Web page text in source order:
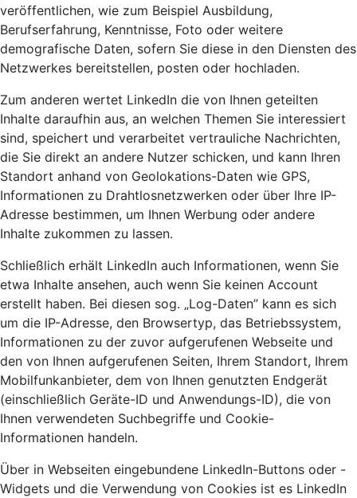
veröffentlichen, wie zum Beispiel Ausbildung,
Berufserfahrung, Kenntnisse, Foto oder weitere
demografische Daten, sofern Sie diese in den Diensten des
Netzwerkes bereitstellen, posten oder hochladen.
Zum anderen wertet LinkedIn die von Ihnen geteilten
Inhalte daraufhin aus, an welchen Themen Sie interessiert
sind, speichert und verarbeitet vertrauliche Nachrichten,
die Sie direkt an andere Nutzer schicken, und kann Ihren
Standort anhand von Geolokations-Daten wie GPS,
Informationen zu Drahtlosnetzwerken oder über Ihre IP-
Adresse bestimmen, um Ihnen Werbung oder andere
Inhalte zukommen zu lassen.
Schließlich erhält LinkedIn auch Informationen, wenn Sie
etwa Inhalte ansehen, auch wenn Sie keinen Account
erstellt haben. Bei diesen sog. „Log-Daten” kann es sich
um die IP-Adresse, den Browsertyp, das Betriebssystem,
Informationen zu der zuvor aufgerufenen Webseite und
den von Ihnen aufgerufenen Seiten, Ihrem Standort, Ihrem
Mobilfunkanbieter, dem von Ihnen genutzten Endgerät
(einschließlich Geräte-ID und Anwendungs-ID), die von
Ihnen verwendeten Suchbegriffe und Cookie-
Informationen handeln.
Über in Webseiten eingebundene LinkedIn-Buttons oder -
Widgets und die Verwendung von Cookies ist es LinkedIn